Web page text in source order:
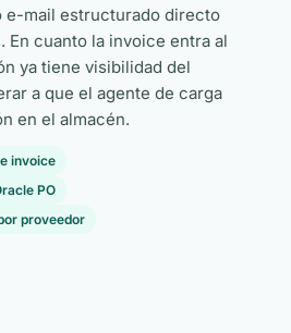
e-mail estructurado directo
En cuanto la invoice entra al
ya tiene visibilidad del
a que el agente de carga
en el almacén.
invoice
PO
proveedor